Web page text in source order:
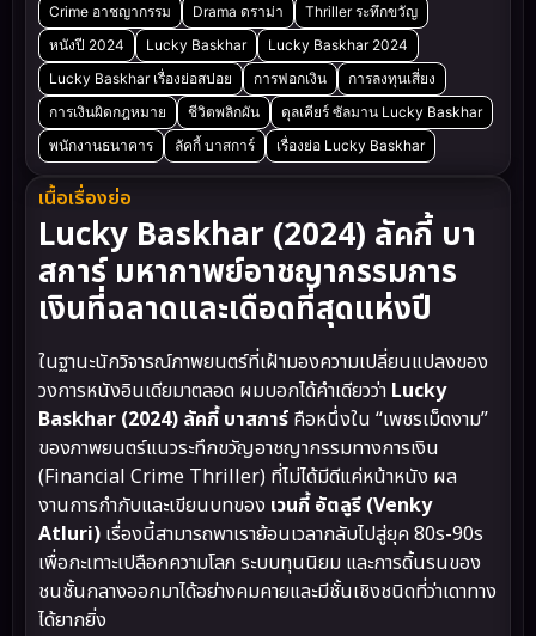
Crime อาชญากรรม Drama ดราม่า
Thriller ระทึกขวัญ
หนังปี 2024
Lucky Baskhar
Lucky Baskhar 2024
Lucky Baskhar เรื่องย่อสปอย
การฟอกเงิน
การลงทุนเสี่ยง
การเงินผิดกฎหมาย
ชีวิตพลิกผัน
ดุลเคียร์ ซัลมาน Lucky Baskhar
พนักงานธนาคาร
ลัคกี้ บาสการ์ เรื่องย่อ Lucky Baskhar
เนื้อเรื่องย่อ
Lucky Baskhar (2024) ลัคกี้ บา
สการ์ มหากาพย์อาชญากรรมการ
เงินที่ฉลาดและเดือดที่สุดแห่งปี
ในฐานะนักวิจารณ์ภาพยนตร์ที่เฝ้ามองความเปลี่ยนแปลงของ
วงการหนังอินเดียมาตลอด ผมบอกได้คำเดียวว่า Lucky
Baskhar (2024) ลัคกี้ บาสการ์ คือหนึ่งใน “เพชรเม็ดงาม”
ของภาพยนตร์แนวระทึกขวัญอาชญากรรมทางการเงิน
(Financial Crime Thriller) ที่ไม่ได้มีดีแค่หน้าหนัง ผล
งานการกำกับและเขียนบทของ เวนกี้ อัตลูรี (Venky
Atluri) เรื่องนี้สามารถพาเราย้อนเวลากลับไปสู่ยุค 80s-90s
เพื่อกะเทาะเปลือกความโลภ ระบบทุนนิยม และการดิ้นรนของ
ชนชั้นกลางออกมาได้อย่างคมคายและมีชั้นเชิงชนิดที่ว่าเดาทาง
ได้ยากยิ่ง